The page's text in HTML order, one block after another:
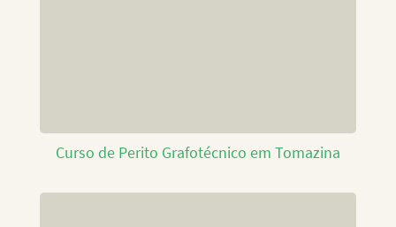
Curso de Perito Grafotécnico em Tomazina